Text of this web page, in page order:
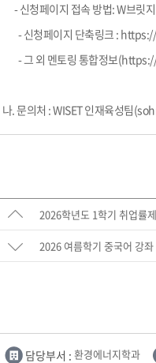
- 신청페이지 접속 방법: W브릿
- 신청페이지 단축링크 :
- 그 외 멘토링 통합정보
나. 문의처 : WISET 인재육성팀
2026학년도 1학기 취업률
2026 여름학기 중국어 강
담당부서 : 환경에너지학과